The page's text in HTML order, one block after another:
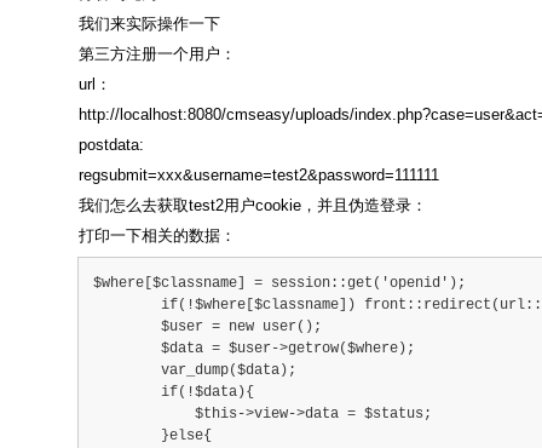
我们来实际操作一下
第三方注册一个用户：
url：
http://localhost:8080/cmseasy/uploads/
postdata:
regsubmit=xxx&username=test2&password=111111
我们怎么去获取test2用户cookie，并且伪造登录：
打印一下相关的数据：
$where[$classname] = session::get('openid');
if(!$where[$classname])
        $user = new user();
        $data = $user->getrow($where);
        var_dump($data);
        if(!$data){
            $this->view->data = $status;
        }else{